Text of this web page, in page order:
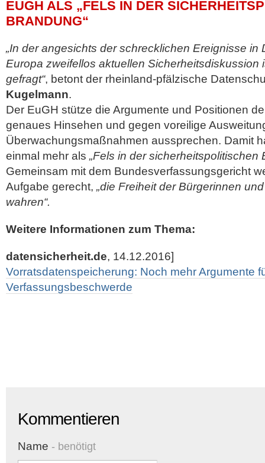
EUGH ALS „FELS IN DER
BRANDUNG“
„In der angesichts der schrecklichen Ereignisse in
Europa zweifellos aktuellen Sicherheitsdiskussion
gefragt“, betont der rheinland-pfälzische
Kugelmann.
Der EuGH stütze die Argumente und Positionen
genaues Hinsehen und gegen voreilige
Überwachungsmaßnahmen aussprechen. Damit
einmal mehr als „Fels in der sicherheitspolitischen
Gemeinsam mit dem Bundesverfassungsgericht
Aufgabe gerecht, „die Freiheit der Bürgerinnen
wahren“.
Weitere Informationen zum Thema:
datensicherheit.de, 14.12.2016]
Vorratsdatenspeicherung: Noch mehr Argumente
Verfassungsbeschwerde
Kommentieren
Name - benötigt